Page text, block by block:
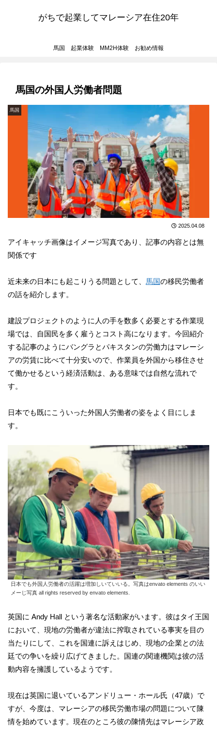
がちで起業してマレーシア在住20年
馬国 起業体験 MM2H体験 お勧め情報
馬国の外国人労働者問題
馬国
2025.04.08
アイキャッチ画像はイメージ写真であり、記事の内容とは無
関係です
近未来の日本にも起こりうる問題として、 馬国の移民労働者
の話を紹介します。
建設プロジェクトのように人の手を数多く必要とする作業現
場では、自国民を多く雇うとコスト高になります。今回紹介
する記事のようにバングラとパキスタンの労働力はマレーシ
アの労賃に比べて十分安いので、作業員を外国から移住させ
て働かせるという経済活動は、ある意味では自然な流れで
す。
日本でも既にこういった外国人労働者の姿をよく目にしま
す。
日本でも外国人労働者の活躍は増加しいていいる。写真はenvato elements のいい
メーじ写真 all rights reserved by envato elements.
英国に Andy Hall という著名な活動家がいます。彼はタイ王国
において、現地の労働者が違法に搾取されている事実を目の
当たりにして、これを国連に訴えはじめ、現地の企業との法
廷での争いを繰り広げてきました。国連の関連機関は彼の活
動内容を擁護しているようです。
現在は英国に退いているアンドリュー・ホール氏（47歳）で
すが、今度は、マレーシアの移民労働市場の問題について陳
情を始めています。現在のところ彼の陳情先はマレーシア政